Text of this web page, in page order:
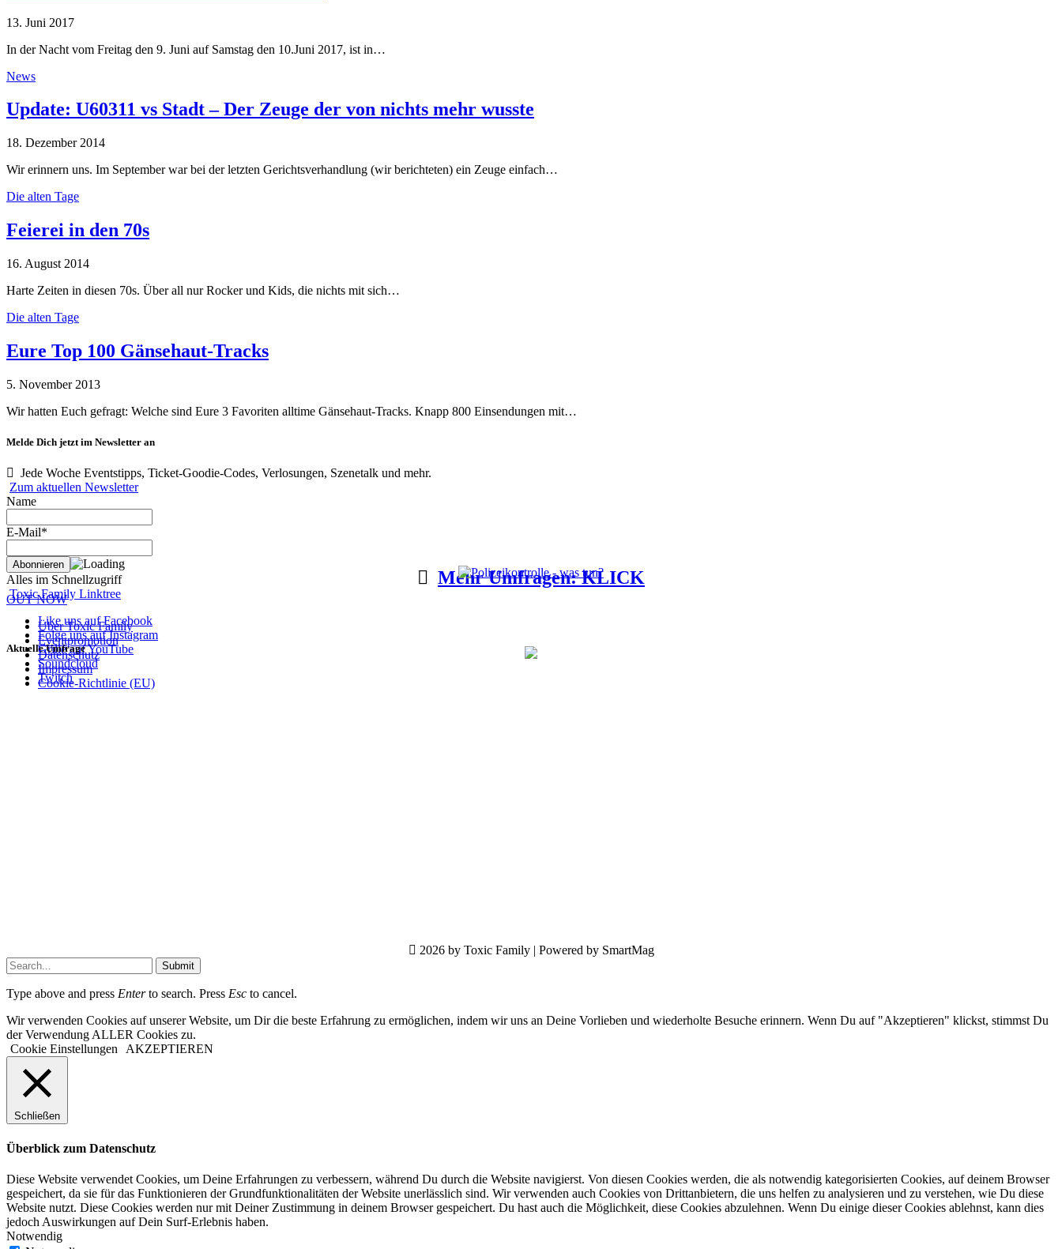
13. Juni 2017
In der Nacht vom Freitag den 9. Juni auf Samstag den 10.Juni 2017, ist in…
News
Update: U60311 vs Stadt – Der Zeuge der von nichts mehr wusste
18. Dezember 2014
Wir erinnern uns. Im September war bei der letzten Gerichtsverhandlung (wir berichteten) ein Zeuge einfach…
Die alten Tage
Feierei in den 70s
16. August 2014
Harte Zeiten in diesen 70s. Über all nur Rocker und Kids, die nichts mit sich…
Die alten Tage
Eure Top 100 Gänsehaut-Tracks
5. November 2013
Wir hatten Euch gefragt: Welche sind Eure 3 Favoriten alltime Gänsehaut-Tracks. Knapp 800 Einsendungen mit…
Melde Dich jetzt im Newsletter an
Jede Woche Eventstipps, Ticket-Goodie-Codes, Verlosungen, Szenetalk und mehr.
Zum aktuellen Newsletter
Name
E-Mail*
Alles im Schnellzugriff
Toxic Family Linktree
Like uns auf Facebook
Folge uns auf Instagram
Grille auf YouTube
Soundcloud
Twitch
Aktuelle Umfrage
Mehr Umfragen: KLICK
OUT NOW
Über Toxic Family
Eventpromotion
Datenschutz
Impressum
Cookie-Richtlinie (EU)
2026 by Toxic Family | Powered by SmartMag
Submit
Type above and press Enterto search. Press Esc to cancel.
Wir verwenden Cookies auf unserer Website, um Dir die beste Erfahrung zu ermöglichen, indem wir uns an Deine Vorlieben und wiederholte Besuche erinnern. Wenn Du auf "Akzeptieren" klickst, stimmst Du
der Verwendung ALLER Cookies zu.
Cookie Einstellungen AKZEPTIEREN
Schließen
Überblick zum Datenschutz
Diese Website verwendet Cookies, um Deine Erfahrungen zu verbessern, während Du durch die Website navigierst. Von diesen Cookies werden, die als notwendig kategorisierten Cookies, auf deinem Browser
gespeichert, da sie für das Funktionieren der Grundfunktionalitäten der Website unerlässlich sind. Wir verwenden auch Cookies von Drittanbietern, die uns helfen zu analysieren und zu verstehen, wie Du diese
Website nutzt. Diese Cookies werden nur mit Deiner Zustimmung in deinem Browser gespeichert. Du hast auch die Möglichkeit, diese Cookies abzulehnen. Wenn Du einige dieser Cookies ablehnst, kann dies
jedoch Auswirkungen auf Dein Surf-Erlebnis haben.
Notwendig